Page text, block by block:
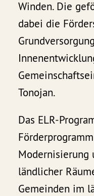
Winden. Die
dabei die
Tonojan.
Das ELR-
Modernisierung
ländlicher
Gemeinden im